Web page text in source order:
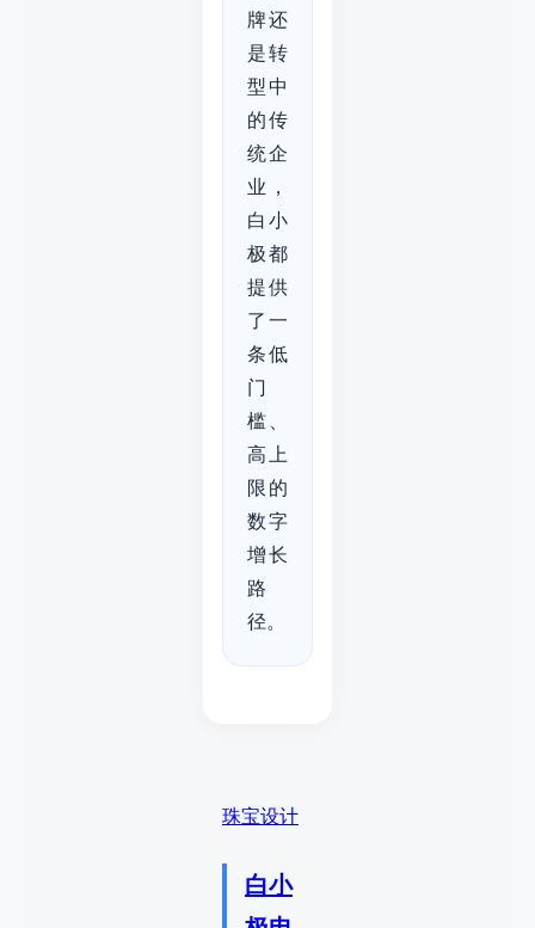
牌还
是转
型中
的传
统企
业，
白小
极都
提供
了一
条低
门
槛、
高上
限的
数字
增长
路
径。
珠宝设计
白小